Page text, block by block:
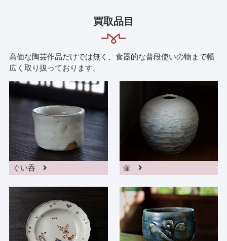
買取品目
高価な陶芸作品だけでは無く、食器的な普段使いの物まで幅
広く取り扱っております。
ぐい呑 壷